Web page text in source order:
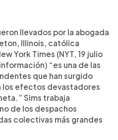
llevados por la abogada
Illinois, católica
York Times (NYT, 19 julio
“es una de las
que han surgido
los efectos devastadores
Sims trabaja
de los despachos
colectivas más grandes